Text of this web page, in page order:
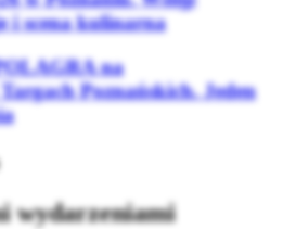
i scena kulinarna
na
Poznańskich. Jeden
wydarzeniami